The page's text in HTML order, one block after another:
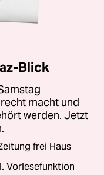
Blick
macht und
werden. Jetzt
frei Haus
Vorlesefunktion